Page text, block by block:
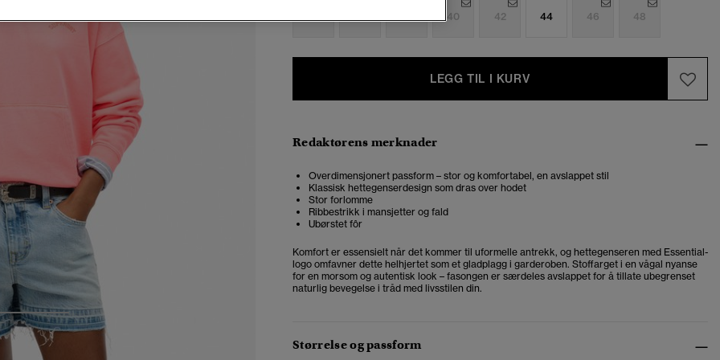
3 4
40 42 44 46 48
LEGG TIL I KURV
Redaktørens merknader
Overdimensjonert passform – stor og komfortabel, en avslappet stil
Klassisk hettegenserdesign som dras over hodet
Stor forlomme
Ribbestrikk i mansjetter og fald
Ubørstet fôr
Komfort er essensielt når det kommer til uformelle antrekk, og hettegenseren med Essential-
logo omfavner dette helhjertet som et gladplagg i garderoben. Stoffarget i en vågal nyanse
for en morsom og autentisk look – fasongen er særdeles avslappet for å tillate ubegrenset
naturlig bevegelse i tråd med livsstilen din.
Størrelse og passform